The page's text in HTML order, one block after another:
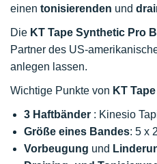
einen tonisierenden und
Die KT Tape Synthetic Pro
Partner des US-
anlegen lassen.
Wichtige Punkte von KT
3 Haftbänder : Kinesio
Größe eines Bandes: 5 x
Vorbeugung und